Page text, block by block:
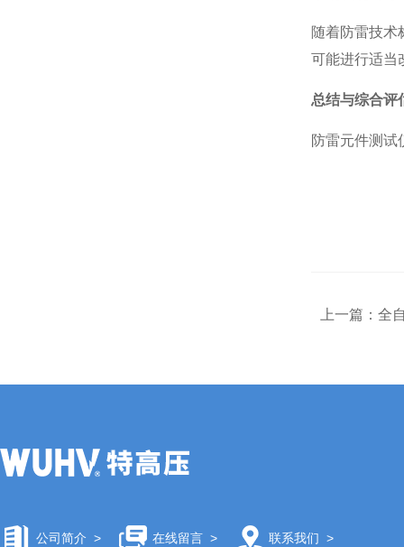
随着防雷技
可能进行适当
总结与综合评
防雷元件测试
上一篇： 全
公司简介 > 在线留言> 联系我们 >